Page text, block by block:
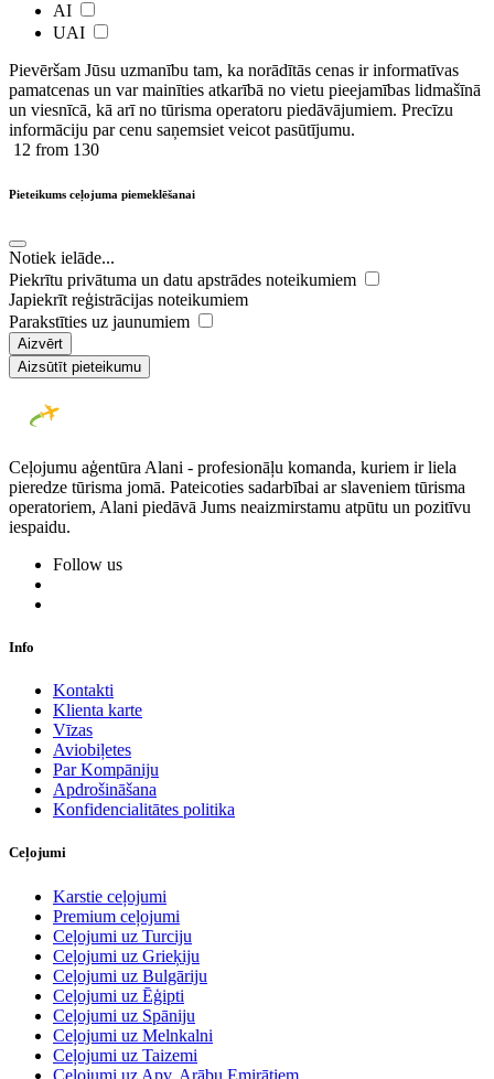
AI
UAI
Pievēršam Jūsu uzmanību tam, ka norādītās cenas ir ​informatīvas ​
pamatcenas un var mainīties atkarībā ​no ​vietu pieejamības lidmašīnā
un viesnīcā, kā arī no tūrisma operatoru piedāvājumiem. Precīzu
informāciju par cenu saņemsiet veicot pasūtījumu.
12 from 130
Pieteikums ceļojuma piemeklēšanai
Notiek ielāde...
Piekrītu privātuma un datu apstrādes noteikumiem
Japiekrīt reģistrācijas noteikumiem
Parakstīties uz jaunumiem
Aizvērt
Aizsūtīt pieteikumu
Ceļojumu aģentūra Alani - profesionāļu komanda, kuriem ir liela
pieredze tūrisma jomā. Pateicoties sadarbībai ar slaveniem tūrisma
operatoriem, Alani piedāvā Jums neaizmirstamu atpūtu un pozitīvu
iespaidu.
Follow us
Info
Kontakti
Klienta karte
Vīzas
Aviobiļetes
Par Kompāniju
Apdrošināšana
Konfidencialitātes politika
Ceļojumi
Karstie ceļojumi
Premium ceļojumi
Ceļojumi uz Turciju
Ceļojumi uz Grieķiju
Ceļojumi uz Bulgāriju
Ceļojumi uz Ēģipti
Ceļojumi uz Spāniju
Ceļojumi uz Melnkalni
Ceļojumi uz Taizemi
Ceļojumi uz Apv. Arābu Emirātiem